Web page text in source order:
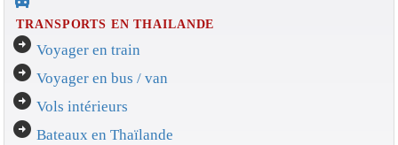
TRANSPORTS EN THAILANDE
arrow_circle_right Voyager en train
arrow_circle_right Voyager en bus / van
arrow_circle_right Vols intérieurs
arrow_circle_right Bateaux en Thaïlande